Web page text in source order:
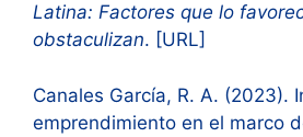
Latina: Factores que lo
obstaculizan. [URL]
Canales García, R. A. (2023).
emprendimiento en el marco